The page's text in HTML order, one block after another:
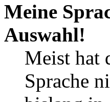
Meine
Auswahl!
Meist hat
Sprache